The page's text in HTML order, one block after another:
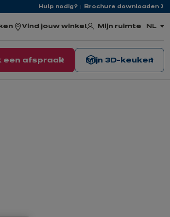
Hulp nodig? Brochure downloaden
Vind jouw winkel Mijn ruimte NL
,
taal
Mijn 3D-keuken
een afspraak